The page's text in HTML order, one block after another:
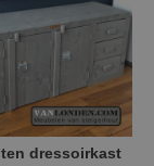
dressoirkast